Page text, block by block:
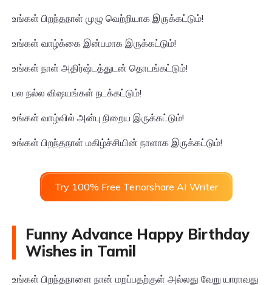
உங்கள் பிறந்தநாள் முழு வெற்றியாக இருக்கட்டும்!
உங்கள் வாழ்க்கை இன்பமாக இருக்கட்டும்!
உங்கள் நாள் அதிர்ஷ்டத்துடன் தொடங்கட்டும்!
பல நல்ல விஷயங்கள் நடக்கட்டும்!
உங்கள் வாழ்வில் அன்பு நிறைய இருக்கட்டும்!
உங்கள் பிறந்தநாள் மகிழ்ச்சியின் நாளாக இருக்கட்டும்!
Try 100% Free Tenorshare AI Writer
Funny Advance Happy Birthday
Wishes in Tamil
உங்கள் பிறந்தநாளை நான் மறப்பதற்குள் அல்லது வேறு யாராவது